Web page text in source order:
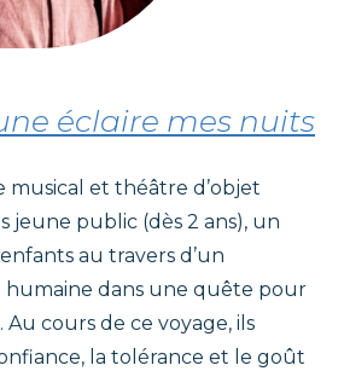
éclaire mes nuits
musical et théâtre d’objet
jeune public (dès 2 ans), un
au travers d’un
humaine dans une quête pour
cours de ce voyage, ils
la tolérance et le goût